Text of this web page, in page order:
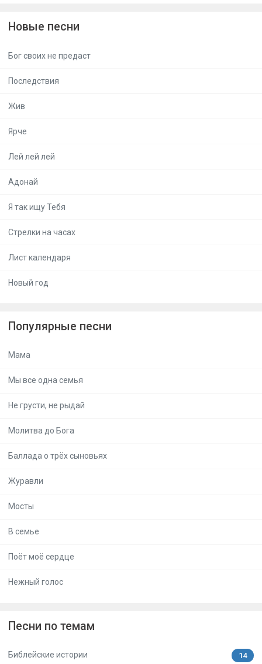
Новые песни
Бог своих не предаст
Последствия
Жив
Ярче
Лей лей лей
Адонай
Я так ищу Тебя
Стрелки на часах
Лист календаря
Новый год
Популярные песни
Мама
Мы все одна семья
Не грусти, не рыдай
Молитва до Бога
Баллада о трёх сыновьях
Журавли
Мосты
В семье
Поёт моё сердце
Нежный голос
Песни по темам
Библейские истории 14